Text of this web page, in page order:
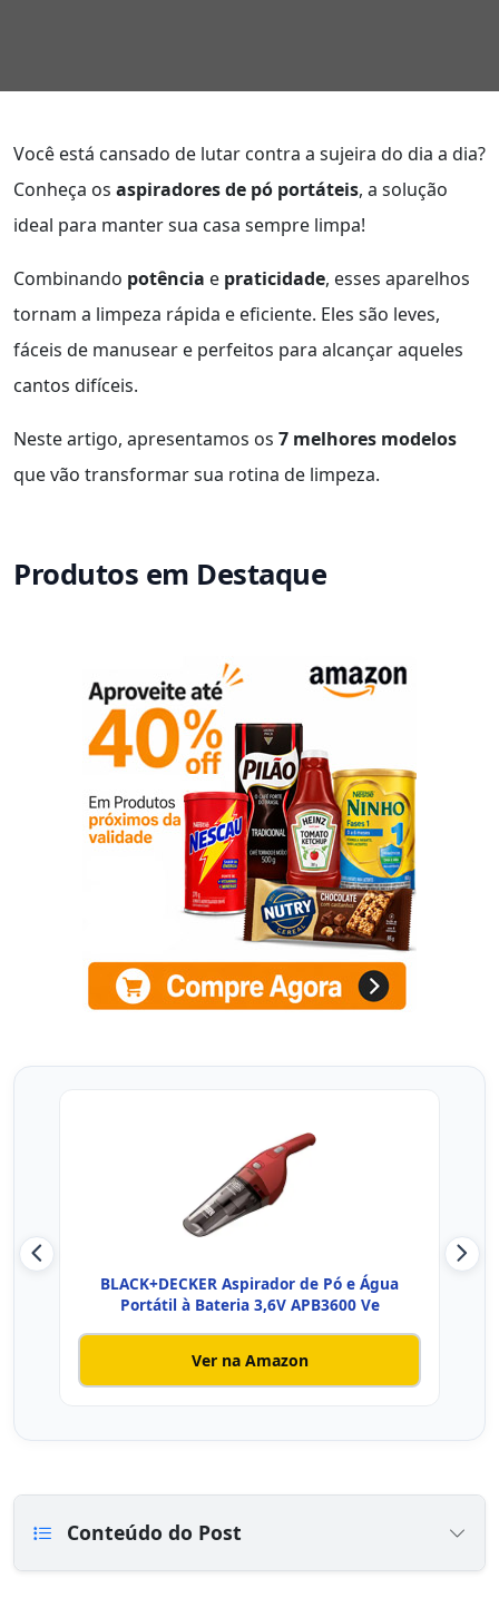
Você está cansado de lutar contra a sujeira do dia a dia?
Conheça os aspiradores de pó portáteis, a solução
ideal para manter sua casa sempre limpa!
Combinando potência e praticidade, esses aparelhos
tornam a limpeza rápida e eficiente. Eles são leves,
fáceis de manusear e perfeitos para alcançar aqueles
cantos difíceis.
Neste artigo, apresentamos os 7 melhores modelos
que vão transformar sua rotina de limpeza.
Produtos em Destaque
BLACK+DECKER Aspirador de Pó e Água
Portátil à Bateria 3,6V APB3600 Ve
Ver na Amazon
Conteúdo do Post